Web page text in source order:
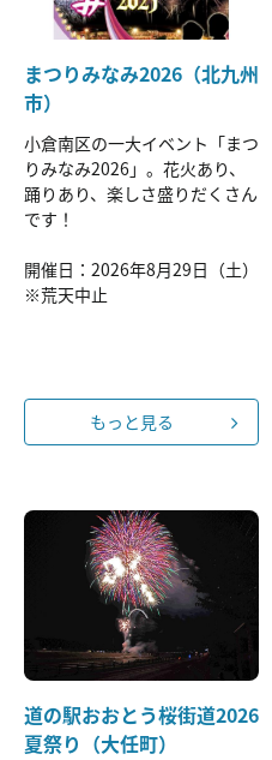
まつりみなみ2026（北九州
市）
小倉南区の一大イベント「まつ
りみなみ2026」。花火あり、
踊りあり、楽しさ盛りだくさん
です！
開催日：2026年8月29日（土）
※荒天中止
もっと見る
道の駅おおとう桜街道2026
夏祭り（大任町）